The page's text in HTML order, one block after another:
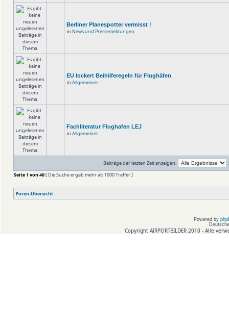
Berliner Planespotter vermisst !
in News und Pressemeldungen
EU lockert Beihilferegeln für Flughäfen
in Allgemeines
Fachliteratur Flughafen LEJ
in Allgemeines
Beiträge der letzten Zeit anzeigen:
Seite1 von40[ Die Suche ergab mehr als 1000 Treffer ]
Foren-Übersicht
Powered by
Copyright AIRPORTBILDER 2010 - Alle